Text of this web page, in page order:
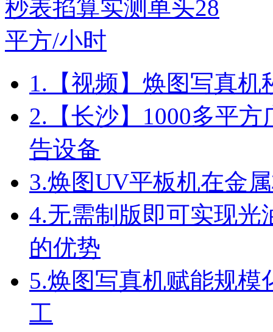
1. 【视频】焕图写真
2. 【长沙】1000多平
告设备
3.焕图UV平板机在金
4.无需制版即可实现光
的优势
5.焕图写真机赋能规模
工